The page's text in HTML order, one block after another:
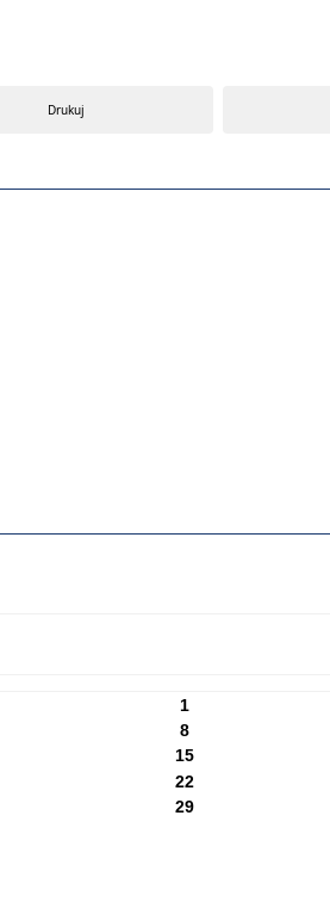
Drukuj
1
8
15
22
29